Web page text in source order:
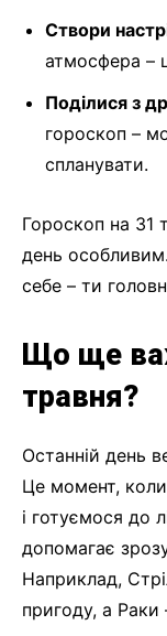
Створи
атмосфера –
Поділися з
гороскоп –
спланувати.
Гороскоп на 31
день
себе – ти
Що ще
травня?
Останній день
Це момент,
і готуємося до
допомагає
Наприклад,
пригоду, а Раки